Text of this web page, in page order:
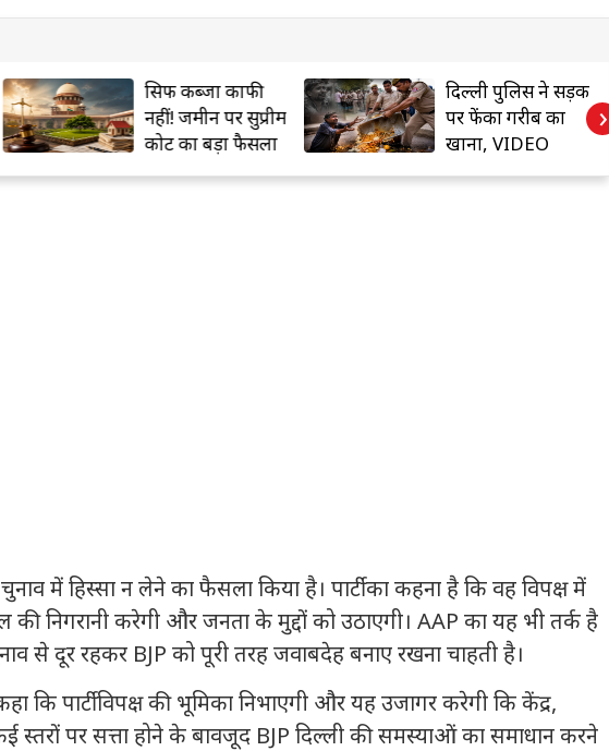
सिर्फ कब्जा काफी
नहीं! जमीन पर सुप्रीम
कोर्ट का बड़ा फैसला
दिल्ली पुलिस ने सड़क
पर फेंका गरीब का
खाना, VIDEO
›
में हिस्सा न लेने का फैसला किया है। पार्टी का कहना है कि वह विपक्ष में
की निगरानी करेगी और जनता के मुद्दों को उठाएगी। AAP का यह भी तर्क है
से दूर रहकर BJP को पूरी तरह जवाबदेह बनाए रखना चाहती है।
कि पार्टी विपक्ष की भूमिका निभाएगी और यह उजागर करेगी कि केंद्र,
पर सत्ता होने के बावजूद BJP दिल्ली की समस्याओं का समाधान करने